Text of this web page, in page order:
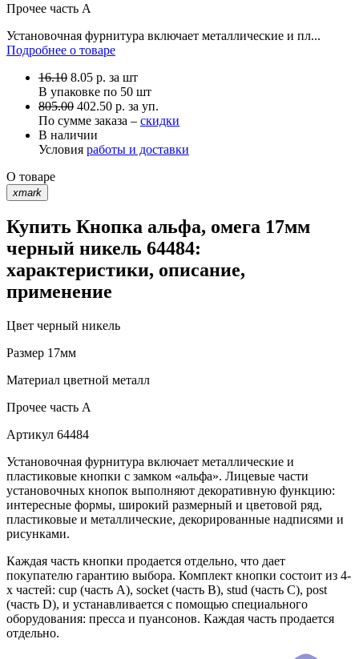
Прочее часть A
Установочная фурнитура включает металлические и пл...
Подробнее о товаре
16.10 8.05 р. за шт
В упаковке по 50 шт
805.00 402.50 р. за уп.
По сумме заказа – скидки
В наличии
Условия работы и доставки
О товаре
xmark
Купить Кнопка альфа, омега 17мм
черный никель 64484:
характеристики, описание,
применение
Цвет черный никель
Размер 17мм
Материал цветной металл
Прочее часть A
Артикул 64484
Установочная фурнитура включает металлические и
пластиковые кнопки с замком «альфа». Лицевые части
установочных кнопок выполняют декоративную функцию:
интересные формы, широкий размерный и цветовой ряд,
пластиковые и металлические, декорированные надписями и
рисунками.
Каждая часть кнопки продается отдельно, что дает
покупателю гарантию выбора. Комплект кнопки состоит из 4-
х частей: cup (часть А), socket (часть В), stud (часть С), post
(часть D), и устанавливается с помощью специального
оборудования: пресса и пуансонов. Каждая часть продается
отдельно.